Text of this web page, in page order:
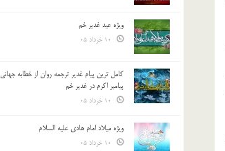
ویژه عید غدیر خم
کامل ترین پیام غدیر ترجمه روان از خطابه جهانی
پیامبر اکرم در غدیر خم
ویژه میلاد امام هادی علیه السلام